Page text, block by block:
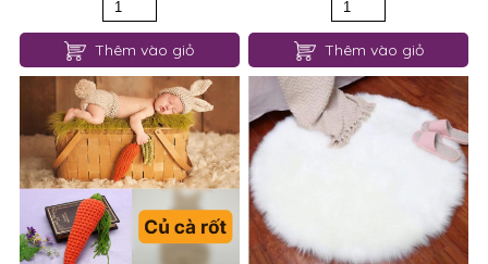
Thêm vào giỏ Thêm vào giỏ